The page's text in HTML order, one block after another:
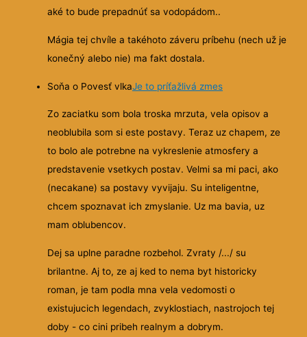
aké to bude prepadnúť sa vodopádom..
Mágia tej chvíle a takéhoto záveru príbehu (nech už je
konečný alebo nie) ma fakt dostala.
Soňa o Povesť vlkaJe to príťažlivá zmes
Zo zaciatku som bola troska mrzuta, vela opisov a
neoblubila som si este postavy. Teraz uz chapem, ze
to bolo ale potrebne na vykreslenie atmosfery a
predstavenie vsetkych postav. Velmi sa mi paci, ako
(necakane) sa postavy vyvijaju. Su inteligentne,
chcem spoznavat ich zmyslanie. Uz ma bavia, uz
mam oblubencov.
Dej sa uplne paradne rozbehol. Zvraty /.../ su
brilantne. Aj to, ze aj ked to nema byt historicky
roman, je tam podla mna vela vedomosti o
existujucich legendach, zvyklostiach, nastrojoch tej
doby - co cini pribeh realnym a dobrym.